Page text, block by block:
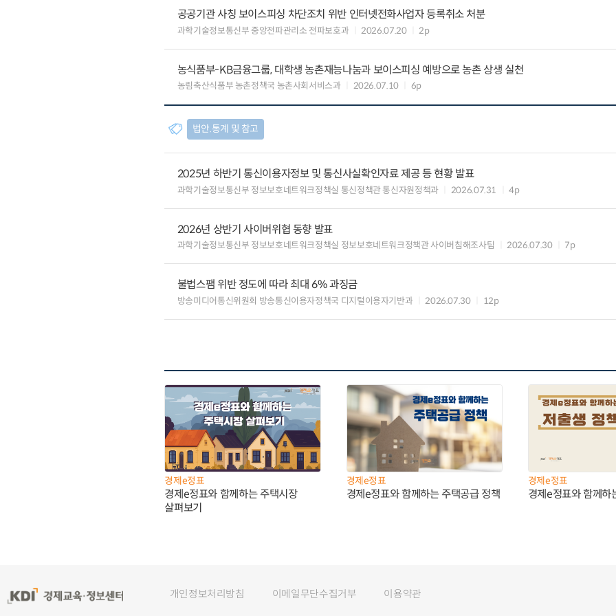
공공기관 사칭 보이스피싱 차단조치 위반 인터넷전화사업자 등록취소 처분
과학기술정보통신부 중앙전파관리소 전파보호과 2026.07.20 2p
농식품부-KB금융그룹, 대학생 농촌재능나눔과 보이스피싱 예방으로 농촌 상생 실천
농림축산식품부 농촌정책국 농촌사회서비스과 2026.07.10 6p
법안.통계 및 참고
2025년 하반기 통신이용자정보 및 통신사실확인자료 제공 등 현황 발표
과학기술정보통신부 정보보호네트워크정책실 통신정책관 통신자원정책과 2026.07.31 4p
2026년 상반기 사이버위협 동향 발표
과학기술정보통신부 정보보호네트워크정책실 정보보호네트워크정책관 사이버침해조사팀 2026.07.30 7p
불법스팸 위반 정도에 따라 최대 6% 과징금
방송미디어통신위원회 방송통신이용자정책국 디지털이용자기반과 2026.07.30 12p
경제e정표
경제e정표와 함께하는 주택시장
살펴보기
경제e정표
경제e정표와 함께하는 주택공급 정책
경제e정표
경제e정표와 함께하
개인정보처리방침 이메일무단수집거부 이용약관